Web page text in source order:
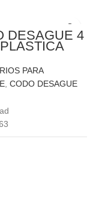
DESAGUE 4
PARA
CODO DESAGUE